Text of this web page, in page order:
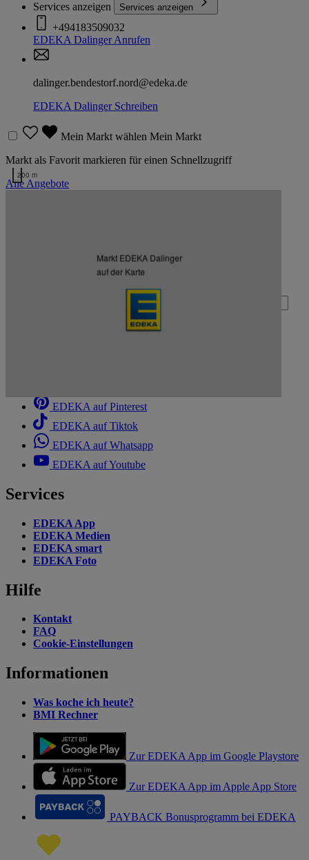
Services anzeigen Services anzeigen
+494183509032
EDEKA DalingerAnrufen
dalinger.bendestorf.nord@edeka.de
EDEKA DalingerSchreiben
Mein Markt wählen Mein Markt
Markt als Favorit markieren für einen Schnellzugriff
Alle Angebote
Markt EDEKA Dalinger
auf der Karte
200 m
Zum Newsletter anmelden
Deine E-Mail-Adresse (Pflichtfeld)
EDEKA auf Pinterest
EDEKA auf Tiktok
EDEKA auf Whatsapp
EDEKA auf Youtube
Services
EDEKA App
EDEKA Medien
EDEKA smart
EDEKA Foto
Hilfe
Kontakt
FAQ
Cookie-Einstellungen
Informationen
Was koche ich heute?
BMI Rechner
Zur EDEKA App im Google Playstore
Zur EDEKA App im Apple App Store
PAYBACK Bonusprogramm bei EDEKA